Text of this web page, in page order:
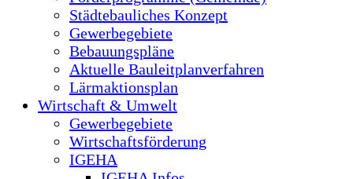
Städtebauliches Konzept
Gewerbegebiete
Bebauungspläne
Aktuelle Bauleitplanverfahren
Lärmaktionsplan
Wirtschaft & Umwelt
Gewerbegebiete
Wirtschaftsförderung
IGEHA